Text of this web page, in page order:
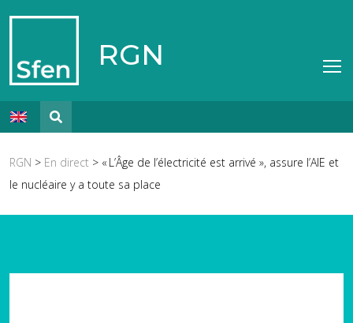
RGN
RGN > En direct > « L’Âge de l’électricité est arrivé », assure l’AIE et
le nucléaire y a toute sa place